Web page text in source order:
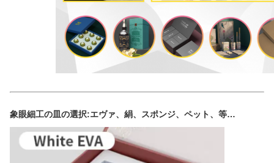
象眼細工の皿の選択:エヴァ、絹、スポンジ、ペット、等…